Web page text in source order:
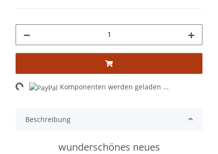
Loading... Komponenten werden geladen ...
Beschreibung
wunderschönes neues